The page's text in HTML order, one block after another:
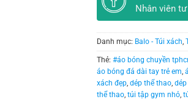
Nhân viên
Danh mục: Balo - Túi xách,
Thẻ: #áo bóng chuyền
áo bóng đá dài tay trẻ em,
xách đẹp, dép thể thao,
thể thao, túi tập gym nhỏ,